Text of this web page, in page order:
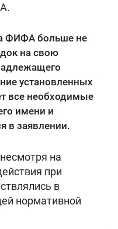
ФИФА больше не
на свою
установленных
все необходимые
имени и
в заявлении.
на
при
в
нормативной